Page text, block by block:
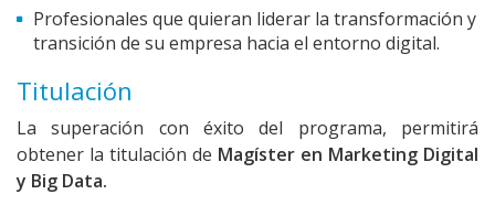
Profesionales que quieran liderar la transformación y
transición de su empresa hacia el entorno digital.
Titulación
La superación con éxito del programa, permitirá
obtener la titulación de Magíster en Marketing Digital
y Big Data.